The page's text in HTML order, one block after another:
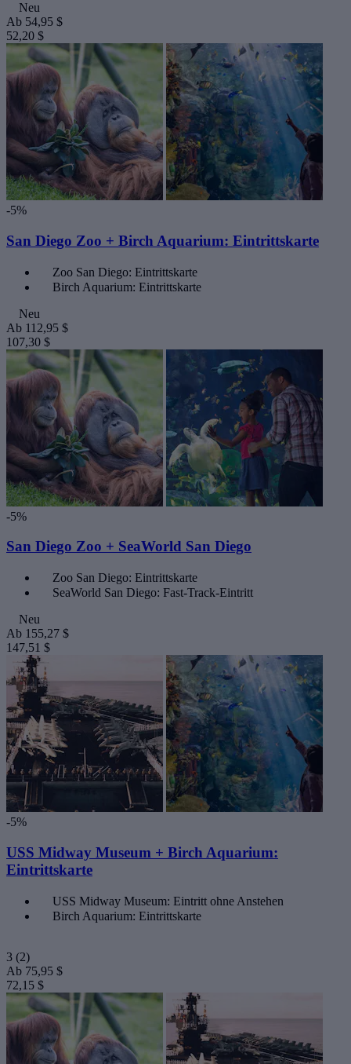
Neu
Ab 54,95 $
52,20 $
-5%
San Diego Zoo + Birch Aquarium: Eintrittskarte
Zoo San Diego: Eintrittskarte
Birch Aquarium: Eintrittskarte
Neu
Ab 112,95 $
107,30 $
-5%
San Diego Zoo + SeaWorld San Diego
Zoo San Diego: Eintrittskarte
SeaWorld San Diego: Fast-Track-Eintritt
Neu
Ab 155,27 $
147,51 $
-5%
USS Midway Museum + Birch Aquarium:
Eintrittskarte
USS Midway Museum: Eintritt ohne Anstehen
Birch Aquarium: Eintrittskarte
3 (2)
Ab 75,95 $
72,15 $